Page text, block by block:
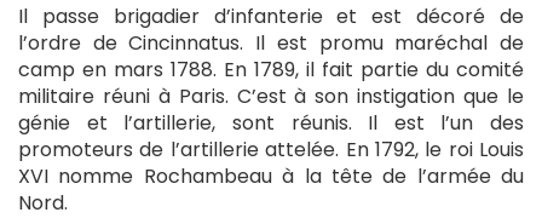
Il passe brigadier d’infanterie et est décoré de
l’ordre de Cincinnatus. Il est promu maréchal de
camp en mars 1788. En 1789, il fait partie du comité
militaire réuni à Paris. C’est à son instigation que le
génie et l’artillerie, sont réunis. Il est l’un des
promoteurs de l’artillerie attelée. En 1792, le roi Louis
XVI nomme Rochambeau à la tête de l’armée du
Nord.